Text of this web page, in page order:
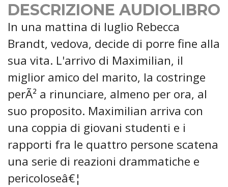
DESCRIZIONE AUDIOLIBRO
In una mattina di luglio Rebecca
Brandt, vedova, decide di porre fine alla
sua vita. L'arrivo di Maximilian, il
miglior amico del marito, la costringe
perÃ² a rinunciare, almeno per ora, al
suo proposito. Maximilian arriva con
una coppia di giovani studenti e i
rapporti fra le quattro persone scatena
una serie di reazioni drammatiche e
pericoloseâ€¦